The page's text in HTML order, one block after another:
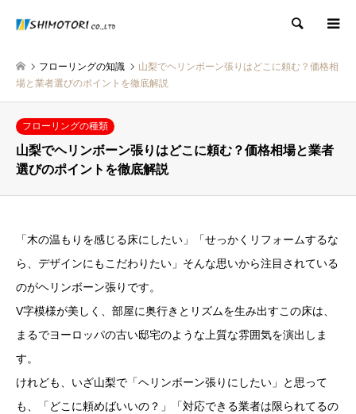
検索
フローリングの知識
山梨でヘリンボーン張りはどこに頼む？価格相
場と業者選びのポイントを徹底解説
フローリングの種類
山梨でヘリンボーン張りはどこに頼む？価格相場と業者
選びのポイントを徹底解説
「木の温もりを感じる床にしたい」「せっかくリフォームするな
ら、デザインにもこだわりたい」そんな思いから注目されている
のがヘリンボーン張りです。
V字模様が美しく、部屋に奥行きとリズムを生み出すこの床は、
まるでヨーロッパの古い邸宅のような上質な雰囲気を演出しま
す。
けれども、いざ山梨で「ヘリンボーン張りにしたい」と思って
も、「どこに頼めばいいの？」「対応できる業者は限られてるの